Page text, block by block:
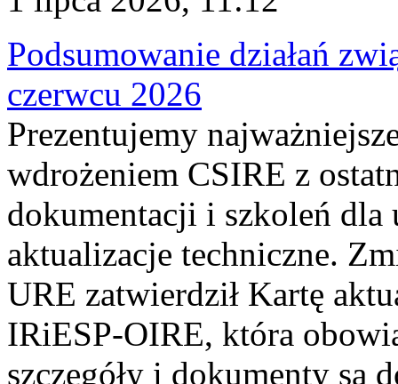
Podsumowanie działań
czerwcu 2026
Prezentujemy
wdrożeniem CSIRE z
dokumentacji i szkoleń
aktualizacje techniczne.
URE zatwierdził Kartę
IRiESP‑OIRE, która
szczegóły i dokumenty są